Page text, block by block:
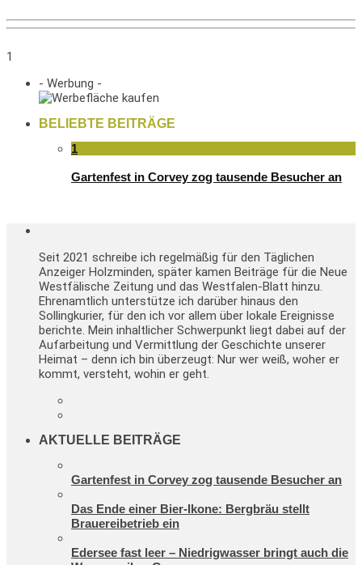
1
- Werbung -
BELIEBTE BEITRÄGE
1
Gartenfest in Corvey zog tausende Besucher an
Seit 2021 schreibe ich regelmäßig für den Täglichen
Anzeiger Holzminden, später kamen Beiträge für die Neue
Westfälische Zeitung und das Westfalen-Blatt hinzu.
Ehrenamtlich unterstütze ich darüber hinaus den
Sollingkurier, für den ich vor allem über lokale Ereignisse
berichte. Mein inhaltlicher Schwerpunkt liegt dabei auf der
Aufarbeitung und Vermittlung der Geschichte unserer
Heimat – denn ich bin überzeugt: Nur wer weiß, woher er
kommt, versteht, wohin er geht.
AKTUELLE BEITRÄGE
Gartenfest in Corvey zog tausende Besucher an
Das Ende einer Bier-Ikone: Bergbräu stellt
Brauereibetrieb ein
Edersee fast leer – Niedrigwasser bringt auch die